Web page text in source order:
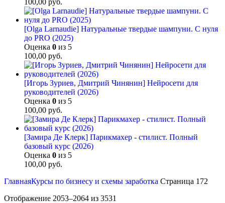
[Olga Larnaudie] Натуральные твердые шампуни. С нуля
до PRO (2025)
Оценка 0 из 5
100,00 руб.
[Игорь Зуриев, Дмитрий Чинянин] Нейросети для
руководителей (2026)
Оценка 0 из 5
100,00 руб.
[Замира Де Клерк] Парикмахер - стилист. Полный
базовый курс (2026)
Оценка 0 из 5
100,00 руб.
ГлавнаяКурсы по бизнесу и схемы заработка Страница 172
Отображение 2053–2064 из 3531